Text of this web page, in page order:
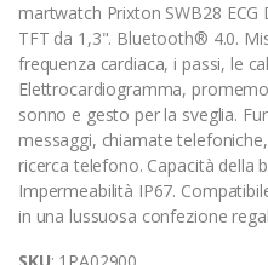
martwatch Prixton SWB28
TFT da 1,3". Bluetooth® 4.0.
frequenza cardiaca, i passi, le
Elettrocardiogramma,
sonno e gesto per la sveglia.
messaggi, chiamate
ricerca telefono. Capacità della
Impermeabilità IP67.
in una lussuosa confezione